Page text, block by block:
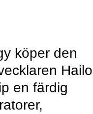
köper den
en färdig